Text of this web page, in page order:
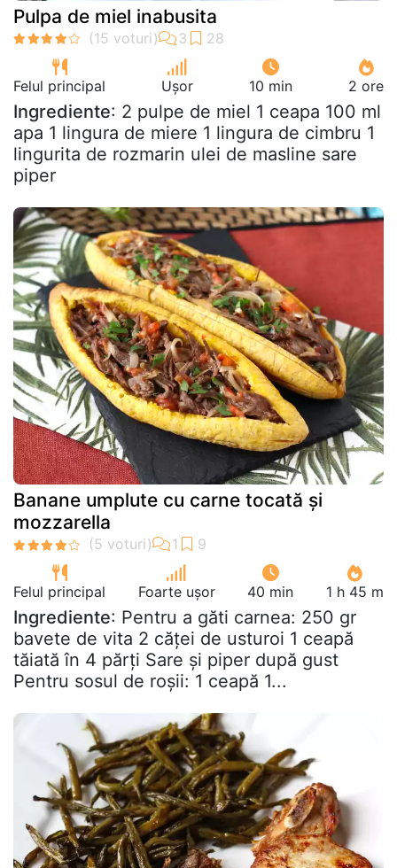
Pulpa de miel inabusita
Felul principal Ușor 10 min 2 ore
Ingrediente: 2 pulpe de miel 1 ceapa 100 ml
apa 1 lingura de miere 1 lingura de cimbru 1
lingurita de rozmarin ulei de masline sare
piper
Banane umplute cu carne tocată și
mozzarella
Felul principal Foarte ușor 40 min 1 h 45 m
Ingrediente: Pentru a găti carnea: 250 gr
bavete de vita 2 căței de usturoi 1 ceapă
tăiată în 4 părți Sare și piper după gust
Pentru sosul de roșii: 1 ceapă 1...